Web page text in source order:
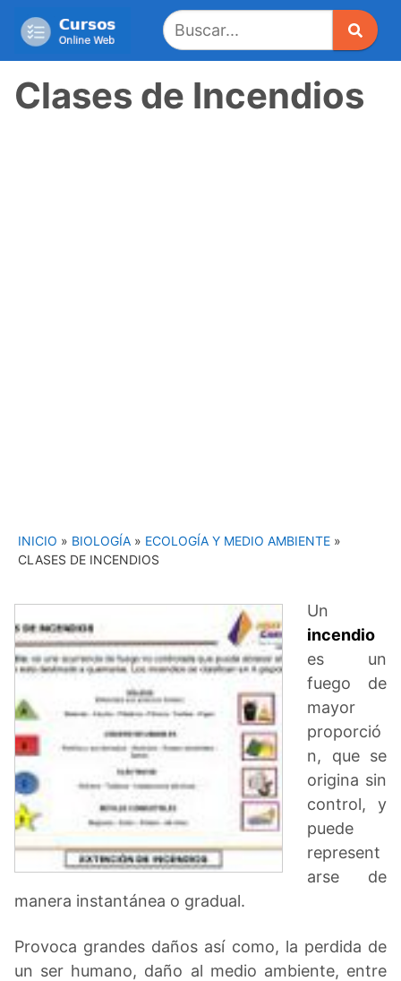
Clases de Incendios
INICIO » BIOLOGÍA » ECOLOGÍA Y MEDIO AMBIENTE »
CLASES DE INCENDIOS
Un
incendio
es un
fuego de
mayor
proporció
n, que se
origina sin
control, y
puede
represent
arse de
manera instantánea o gradual.
Provoca grandes daños así como, la perdida de
un ser humano, daño al medio ambiente, entre